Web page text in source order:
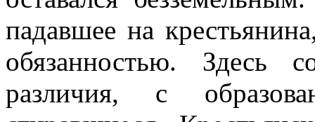
падавшее на
обязанностью. Здесь
различия, с